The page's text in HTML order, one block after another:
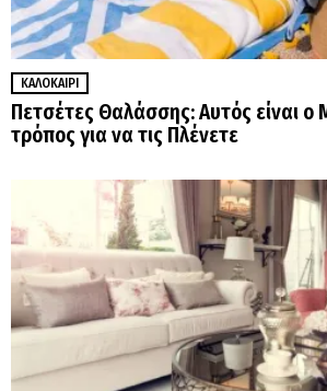
ΚΑΛΟΚΑΊΡΙ
Πετσέτες Θαλάσσης: Αυτός είναι ο
τρόπος για να τις Πλένετε